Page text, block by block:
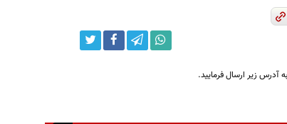
آدرس زیر ارسال فرمایید.